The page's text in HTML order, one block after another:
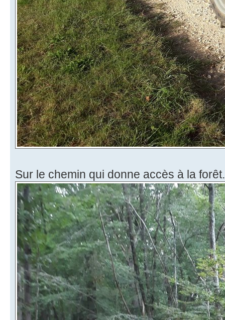
Sur le chemin qui donne accès à la forêt.